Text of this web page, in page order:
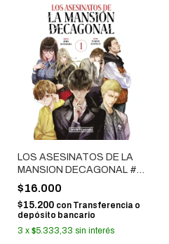
LOS ASESINATOS DE LA
MANSION DECAGONAL #
01
$16.000
$15.200 con Transferencia o
depósito bancario
3 x $5.333,33 sin interés